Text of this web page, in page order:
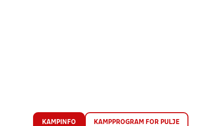
KAMPINFO KAMPPROGRAM FOR PULJE